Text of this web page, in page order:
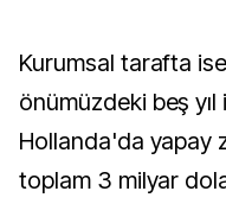
Kurumsal tarafta
önümüzdeki beş
Hollanda'da yapay
toplam 3 milyar